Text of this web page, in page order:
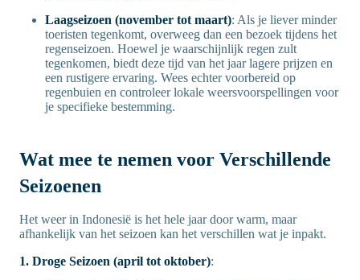
Laagseizoen (november tot maart): Als je liever minder
toeristen tegenkomt, overweeg dan een bezoek tijdens het
regenseizoen. Hoewel je waarschijnlijk regen zult
tegenkomen, biedt deze tijd van het jaar lagere prijzen en
een rustigere ervaring. Wees echter voorbereid op
regenbuien en controleer lokale weersvoorspellingen voor
je specifieke bestemming.
Wat mee te nemen voor Verschillende
Seizoenen
Het weer in Indonesië is het hele jaar door warm, maar
afhankelijk van het seizoen kan het verschillen wat je inpakt.
1. Droge Seizoen (april tot oktober):